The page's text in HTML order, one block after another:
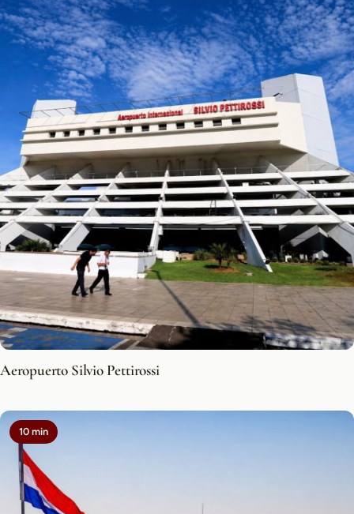
Aeropuerto Silvio Pettirossi
10 min